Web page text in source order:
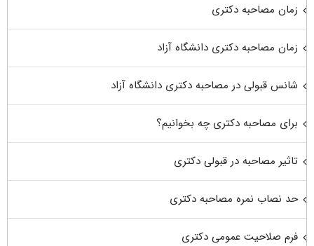
زمان مصاحبه دکتری
زمان مصاحبه دکتری دانشگاه آزاد
شانس قبولی در مصاحبه دکتری دانشگاه آزاد
برای مصاحبه دکتری چه بخوانیم؟
تاثیر مصاحبه در قبولی دکتری
حد نصاب نمره مصاحبه دکتری
فرم صلاحیت عمومی دکتری